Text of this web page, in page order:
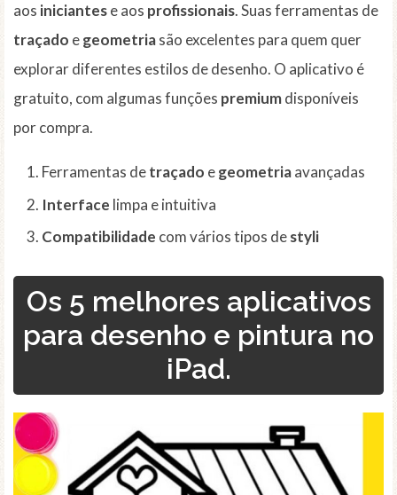
aos iniciantese aos profissionais. Suas ferramentas de
traçado egeometriasão excelentes para quem quer
explorar diferentes estilos de desenho. O aplicativo é
gratuito, com algumas funções premiumdisponíveis
por compra.
Ferramentas detraçado egeometriaavançadas
Interface limpa e intuitiva
Compatibilidade com vários tipos destyli
Os 5 melhores aplicativos
para desenho e pintura no
iPad.